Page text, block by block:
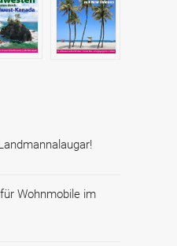
Wohnmobile im